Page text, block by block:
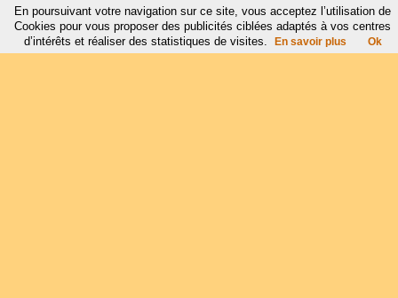
En poursuivant votre navigation sur ce site, vous acceptez l’utilisation de
Cookies pour vous proposer des publicités ciblées adaptés à vos centres
d’intérêts et réaliser des statistiques de visites.
En savoir plus Ok